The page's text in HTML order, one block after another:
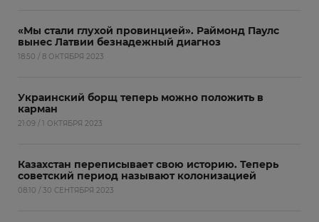
«Мы стали глухой провинцией». Раймонд Паулс
вынес Латвии безнадежный диагноз
18:50 / 8 ОКТЯБРЯ 2023
Украинский борщ теперь можно положить в
карман
21:09 / 1 ОКТЯБРЯ 2023
Казахстан переписывает свою историю. Теперь
советский период называют колонизацией
08:10 / 30 СЕНТЯБРЯ 2023